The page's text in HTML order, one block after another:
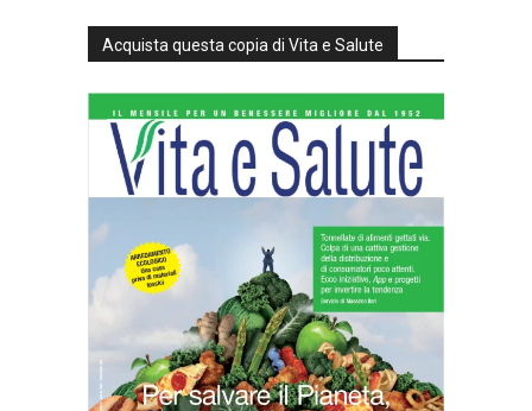
Acquista questa copia di Vita e Salute